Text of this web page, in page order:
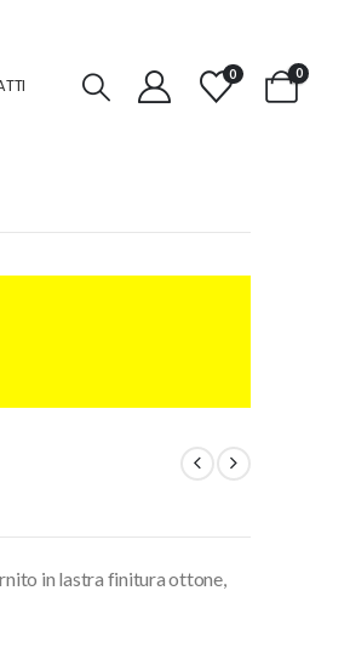
0 0
in lastra finitura ottone,